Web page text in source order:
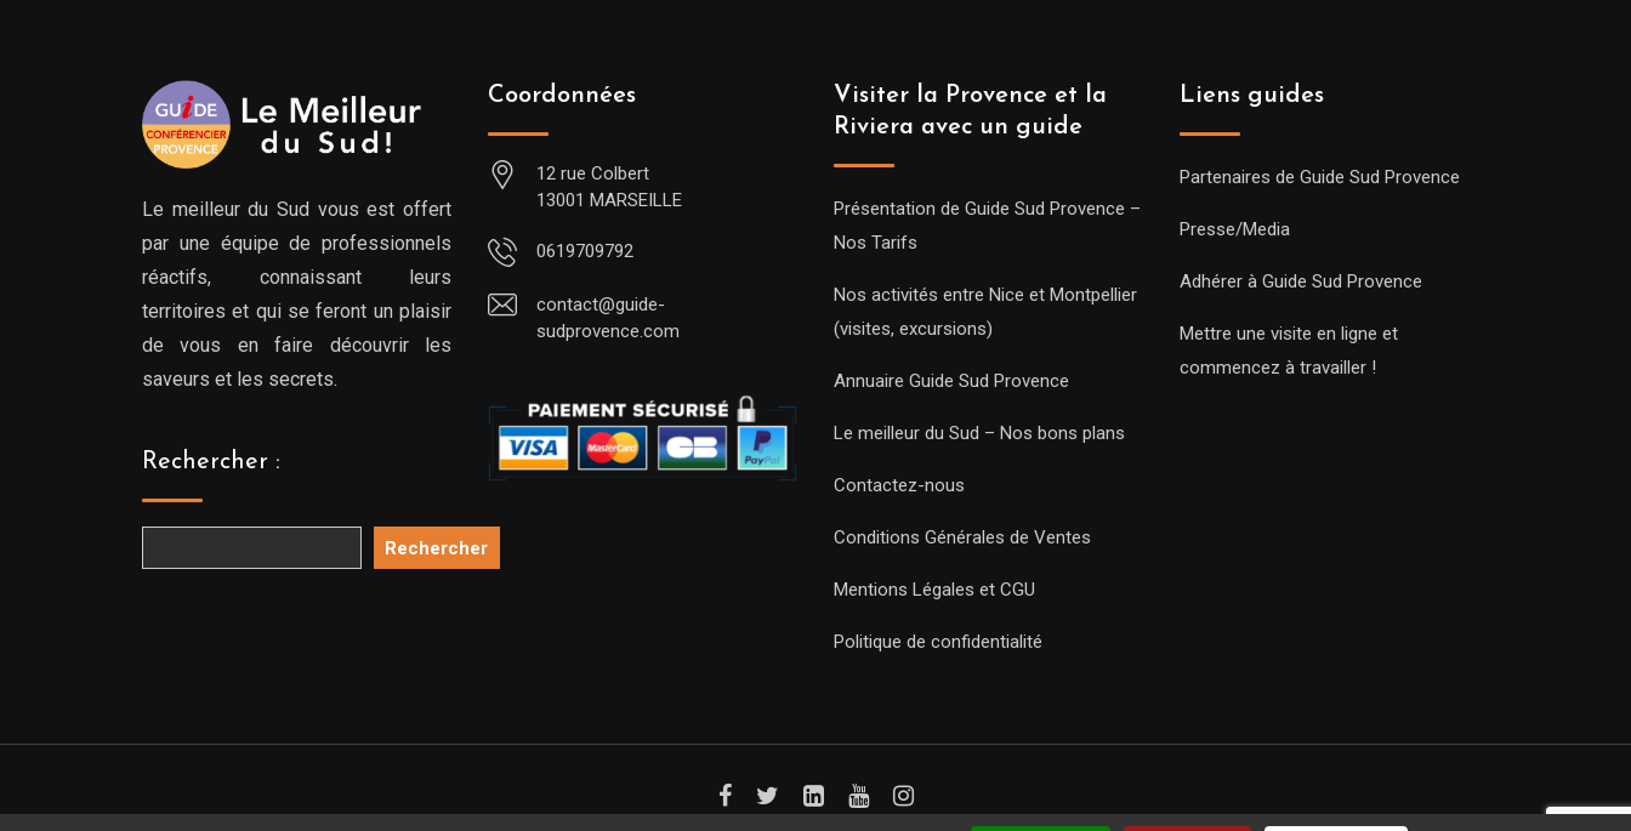
Le meilleur du Sud vous est offert
par une équipe de professionnels
réactifs, connaissant leurs
territoires et qui se feront un plaisir
de vous en faire découvrir les
saveurs et les secrets.
Rechercher :
Rechercher
Coordonnées
12 rue Colbert
13001 MARSEILLE
0619709792
contact@guide-
sudprovence.com
Visiter la Provence et la
Riviera avec un guide
Présentation de Guide Sud Provence –
Nos Tarifs
Nos activités entre Nice et Montpellier
(visites, excursions)
Annuaire Guide Sud Provence
Le meilleur du Sud – Nos bons plans
Contactez-nous
Conditions Générales de Ventes
Mentions Légales et CGU
Politique de confidentialité
Liens guides
Partenaires de Guide Sud Provence
Presse/Media
Adhérer à Guide Sud Provence
Mettre une visite en ligne et
commencez à travailler !